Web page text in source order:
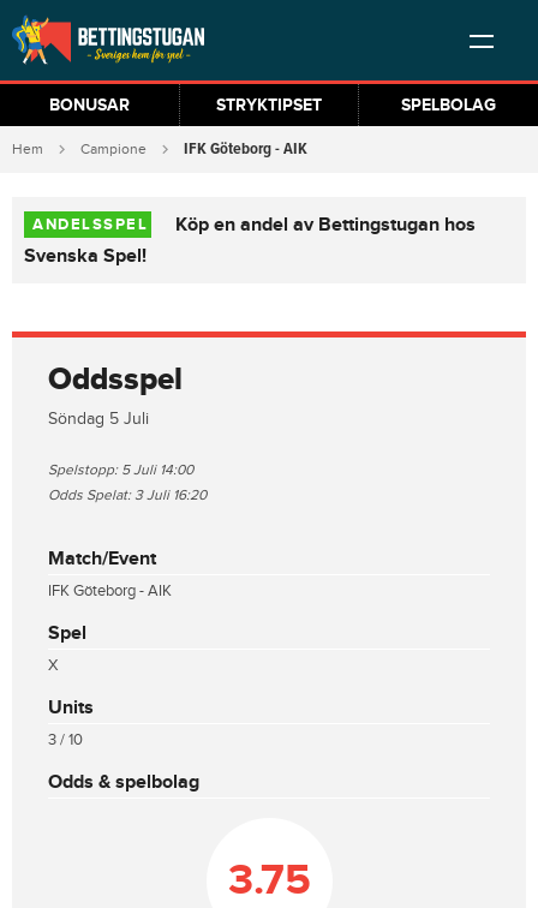
BONUSAR STRYKTIPSET SPELBOLAG
Hem Campione IFK Göteborg - AIK
ANDELSSPEL
Köp en andel av Bettingstugan hos
Svenska Spel!
Oddsspel
Söndag 5 Juli
Spelstopp: 5 Juli 14:00
Odds Spelat: 3 Juli 16:20
Match/Event
IFK Göteborg - AIK
Spel
X
Units
3 / 10
Odds & spelbolag
3.75